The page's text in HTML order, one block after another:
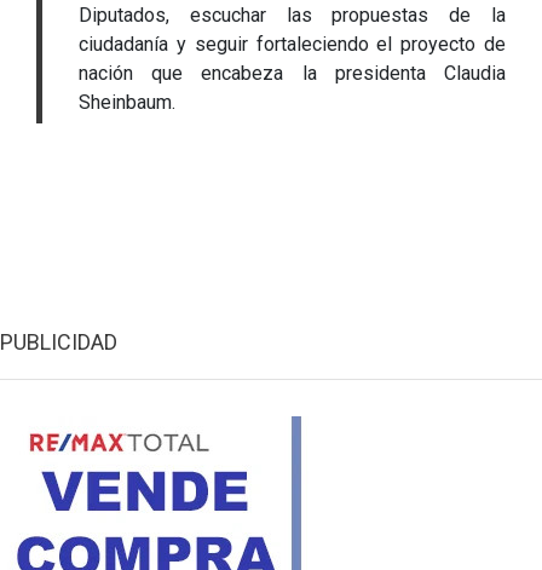
Diputados, escuchar las propuestas de la
ciudadanía y seguir fortaleciendo el proyecto de
nación que encabeza la presidenta Claudia
Sheinbaum.
PUBLICIDAD